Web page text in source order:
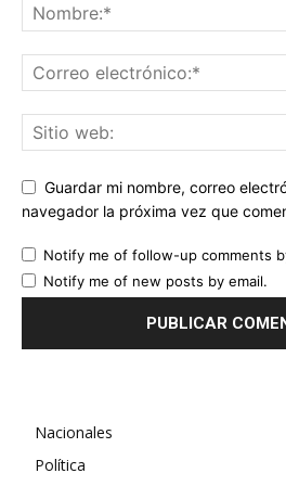
Guardar mi nombre, correo
navegador la próxima vez que
Notify me of follow-up comments
Notify me of new posts by email.
Nacionales
Política